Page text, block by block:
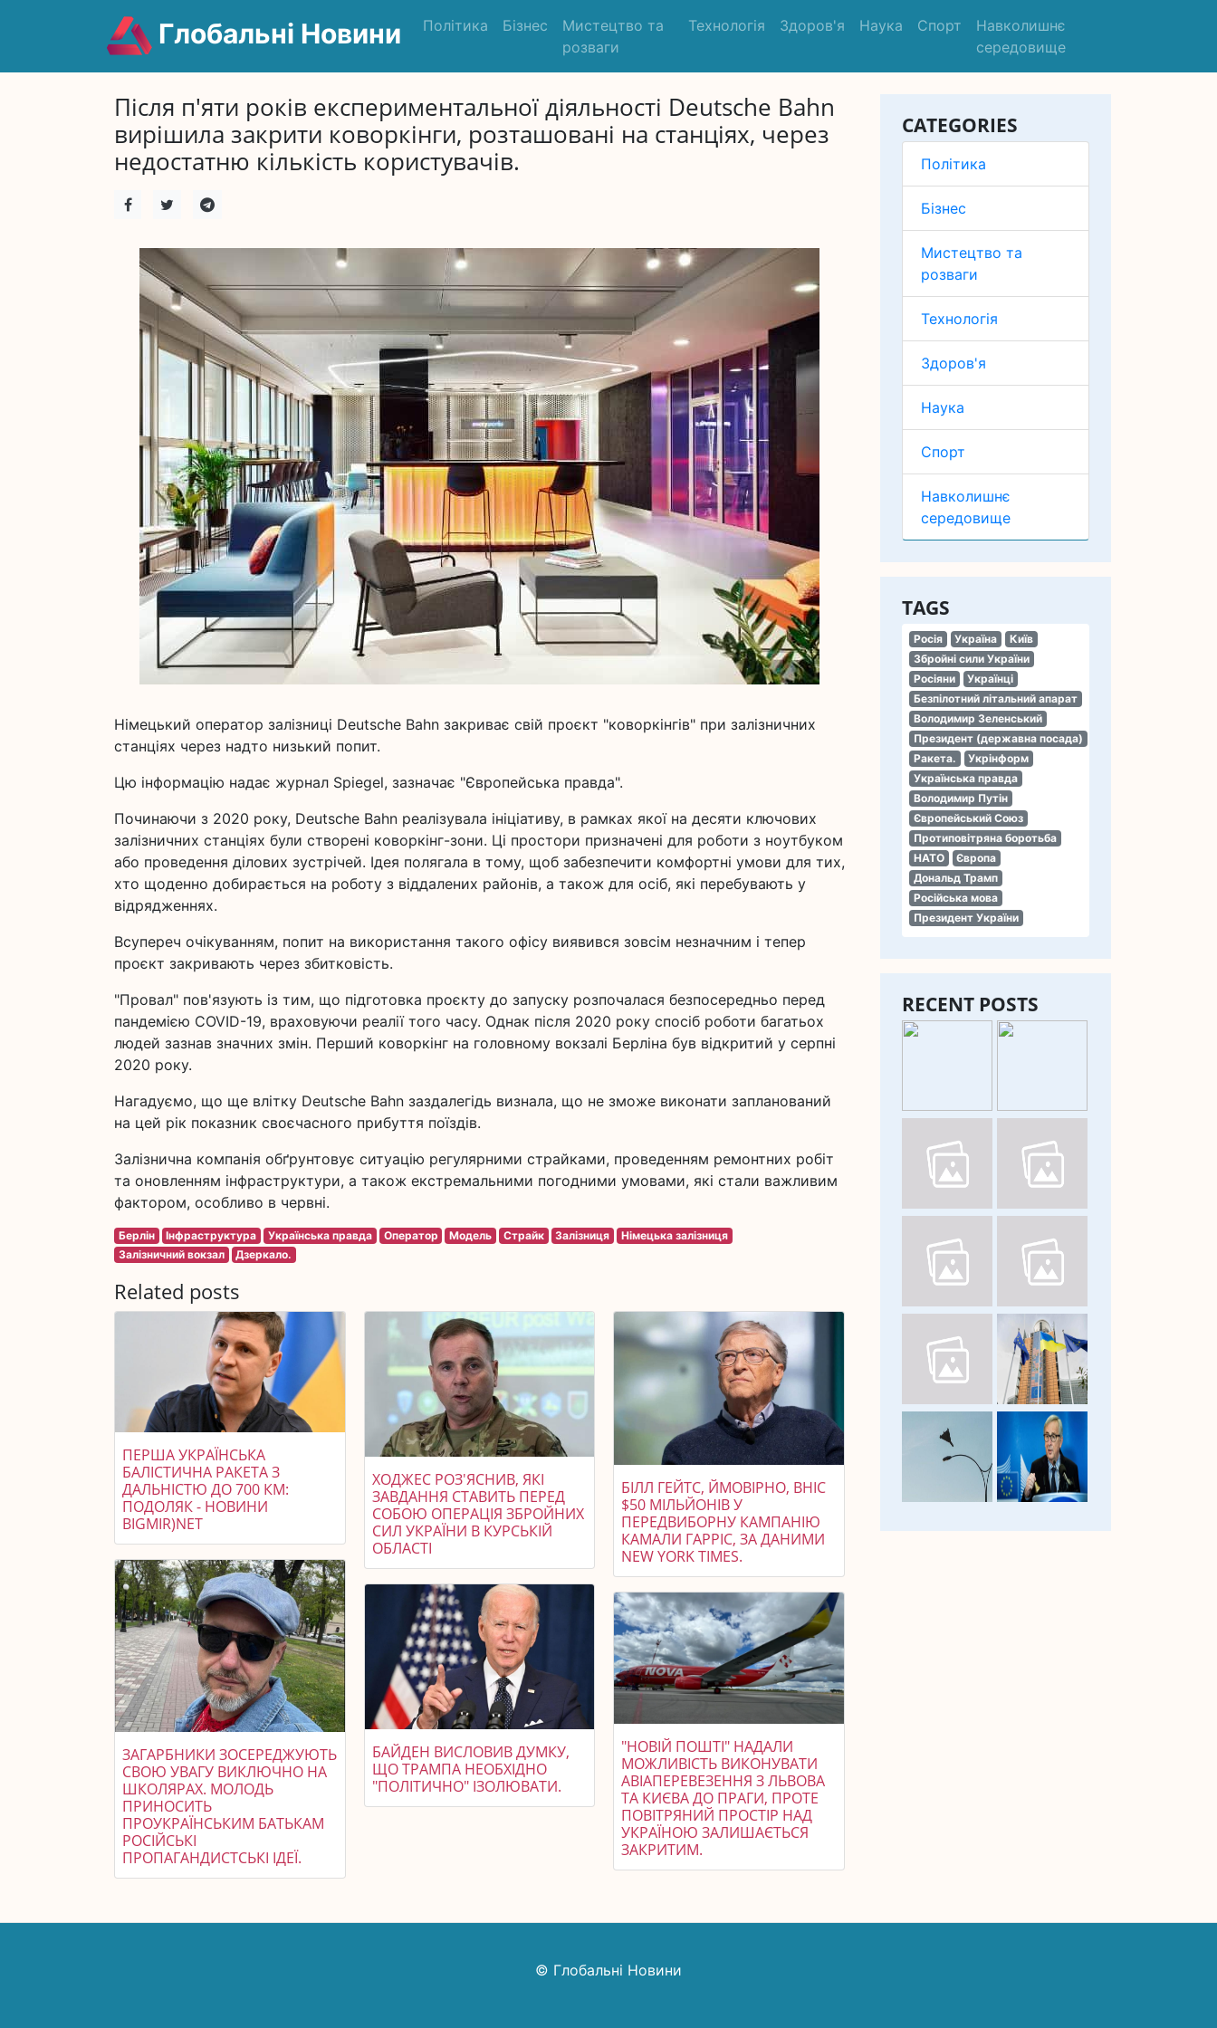
Глобальні Новини Політика Бізнес
Мистецтво та
розваги
Технологія Здоров'я Наука Спорт
Навколишнє
середовище
CATEGORIES
Політика
Бізнес
Мистецтво та
розваги
Технологія
Здоров'я
Наука
Спорт
Навколишнє
середовище
TAGS
Росія Україна
Київ
Збройні сили України
Росіяни
Українці
Безпілотний літальний апарат
Володимир Зеленський
Президент (державна посада)
Ракета.
Укрінформ
Українська правда
Володимир Путін
Європейський Союз
Протиповітряна боротьба
НАТО
Європа
Дональд Трамп
Російська мова
Президент України
RECENT POSTS
Після п'яти років експериментальної діяльності Deutsche Bahn
вирішила закрити коворкінги, розташовані на станціях, через
недостатню кількість користувачів.
Німецький оператор залізниці Deutsche Bahn закриває свій проєкт "коворкінгів" при залізничних
станціях через надто низький попит.
Цю інформацію надає журнал Spiegel, зазначає "Європейська правда".
Починаючи з 2020 року, Deutsche Bahn реалізувала ініціативу, в рамках якої на десяти ключових
залізничних станціях були створені коворкінг-зони. Ці простори призначені для роботи з ноутбуком
або проведення ділових зустрічей. Ідея полягала в тому, щоб забезпечити комфортні умови для тих,
хто щоденно добирається на роботу з віддалених районів, а також для осіб, які перебувають у
відрядженнях.
Всупереч очікуванням, попит на використання такого офісу виявився зовсім незначним і тепер
проєкт закривають через збитковість.
"Провал" пов'язують із тим, що підготовка проєкту до запуску розпочалася безпосередньо перед
пандемією COVID-19, враховуючи реалії того часу. Однак після 2020 року спосіб роботи багатьох
людей зазнав значних змін. Перший коворкінг на головному вокзалі Берліна був відкритий у серпні
2020 року.
Нагадуємо, що ще влітку Deutsche Bahn заздалегідь визнала, що не зможе виконати запланований
на цей рік показник своєчасного прибуття поїздів.
Залізнична компанія обґрунтовує ситуацію регулярними страйками, проведенням ремонтних робіт
та оновленням інфраструктури, а також екстремальними погодними умовами, які стали важливим
фактором, особливо в червні.
Берлін Інфраструктура Українська правда Оператор Модель Страйк Залізниця
Німецька залізниця
Залізничний вокзал
Дзеркало.
Related posts
ПЕРША УКРАЇНСЬКА
БАЛІСТИЧНА РАКЕТА З
ДАЛЬНІСТЮ ДО 700 КМ:
ПОДОЛЯК - НОВИНИ
BIGMIR)NET
ЗАГАРБНИКИ ЗОСЕРЕДЖУЮТЬ
СВОЮ УВАГУ ВИКЛЮЧНО НА
ШКОЛЯРАХ. МОЛОДЬ
ПРИНОСИТЬ
ПРОУКРАЇНСЬКИМ БАТЬКАМ
РОСІЙСЬКІ
ПРОПАГАНДИСТСЬКІ ІДЕЇ.
ХОДЖЕС РОЗ'ЯСНИВ, ЯКІ
ЗАВДАННЯ СТАВИТЬ ПЕРЕД
СОБОЮ ОПЕРАЦІЯ ЗБРОЙНИХ
СИЛ УКРАЇНИ В КУРСЬКІЙ
ОБЛАСТІ
БАЙДЕН ВИСЛОВИВ ДУМКУ,
ЩО ТРАМПА НЕОБХІДНО
"ПОЛІТИЧНО" ІЗОЛЮВАТИ.
БІЛЛ ГЕЙТС, ЙМОВІРНО, ВНІС
$50 МІЛЬЙОНІВ У
ПЕРЕДВИБОРНУ КАМПАНІЮ
КАМАЛИ ГАРРІС, ЗА ДАНИМИ
NEW YORK TIMES.
"НОВІЙ ПОШТІ" НАДАЛИ
МОЖЛИВІСТЬ ВИКОНУВАТИ
АВІАПЕРЕВЕЗЕННЯ З ЛЬВОВА
ТА КИЄВА ДО ПРАГИ, ПРОТЕ
ПОВІТРЯНИЙ ПРОСТІР НАД
УКРАЇНОЮ ЗАЛИШАЄТЬСЯ
ЗАКРИТИМ.
© Глобальні Новини